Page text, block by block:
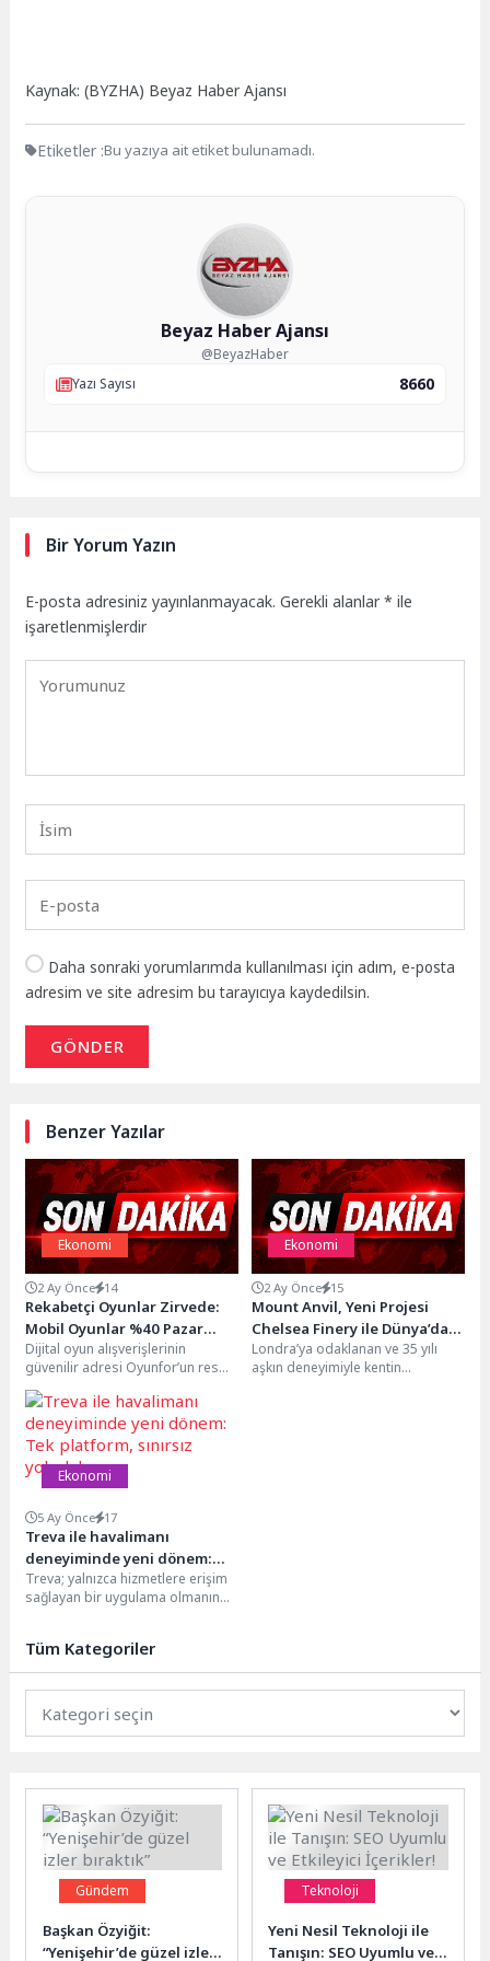
Kaynak: (BYZHA) Beyaz Haber Ajansı
Etiketler :Bu yazıya ait etiket bulunamadı.
Beyaz Haber Ajansı
@BeyazHaber
Yazı Sayısı
8660
Bir Yorum Yazın
E-posta adresiniz yayınlanmayacak. Gerekli alanlar* ile
işaretlenmişlerdir
Daha sonraki yorumlarımda kullanılması için adım, e-posta
adresim ve site adresim bu tarayıcıya kaydedilsin.
GÖNDER
Benzer Yazılar
Ekonomi
2 Ay Önce 14
Rekabetçi Oyunlar Zirvede:
Mobil Oyunlar %40 Pazar
Payıyla Liderliği Aldı
Dijital oyun alışverişlerinin
güvenilir adresi Oyunfor’un resmi
verilerine göre oyun ve oyun içi
satışlar Mayıs...
Ekonomi
2 Ay Önce 15
Mount Anvil, Yeni Projesi
Chelsea Finery ile Dünya’da
İlk Kez Türkiye’de!
Londra’ya odaklanan ve 35 yılı
aşkın deneyimiyle kentin
Ekonomi
5 Ay Önce 17
Treva ile havalimanı
deneyiminde yeni dönem:
Tek platform, sınırsız
yolculuk
Treva; yalnızca hizmetlere erişim
sağlayan bir uygulama olmanın
Tüm Kategoriler
Gündem
Başkan Özyiğit:
“Yenişehir’de güzel izler
Teknoloji
Yeni Nesil Teknoloji ile
Tanışın: SEO Uyumlu ve